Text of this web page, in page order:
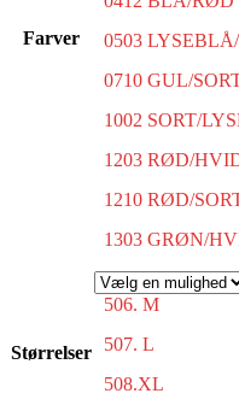
Farver
0503
0710 GUL/
1002 SORT/
1203 RØD/
1210 RØD/
1303 GRØN/
Størrelser
506. M
507. L
508.XL